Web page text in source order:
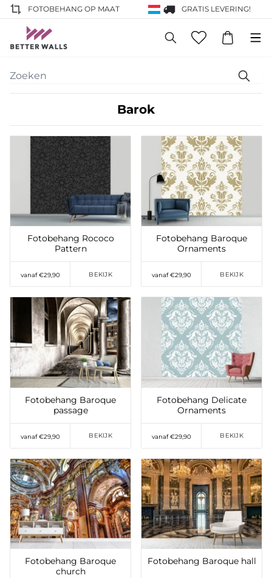
FOTOBEHANG OP MAAT GRATIS LEVERING!
Barok
Toevoegen aan
verlanglijst
Fotobehang Rococo
Pattern
vanaf €29,90 BEKIJK
Toevoegen aan
verlanglijst
Fotobehang Baroque
Ornaments
vanaf €29,90 BEKIJK
Toevoegen aan
verlanglijst
Fotobehang Baroque
passage
vanaf €29,90 BEKIJK
Toevoegen aan
verlanglijst
Fotobehang Delicate
Ornaments
vanaf €29,90 BEKIJK
Toevoegen aan
verlanglijst
Fotobehang Baroque
church
Toevoegen aan
verlanglijst
Fotobehang Baroque hall